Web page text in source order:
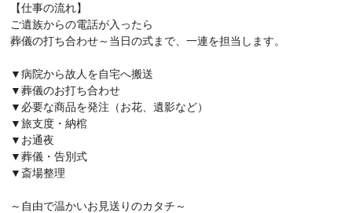
【仕事の流れ】
ご遺族からの電話が入ったら
葬儀の打ち合わせ～当日の式まで、一連を担当します。
▼病院から故人を自宅へ搬送
▼葬儀のお打ち合わせ
▼必要な商品を発注（お花、遺影など）
▼旅支度・納棺
▼お通夜
▼葬儀・告別式
▼斎場整理
～自由で温かいお見送りのカタチ～